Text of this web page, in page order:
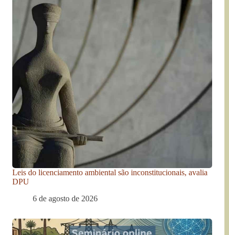
Leis do licenciamento ambiental são inconstitucionais, avalia
DPU
6 de agosto de 2026